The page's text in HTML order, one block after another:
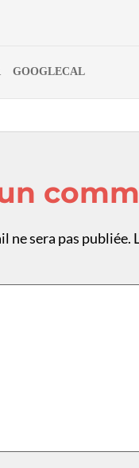
GOOGLECAL
ne sera pas publiée.